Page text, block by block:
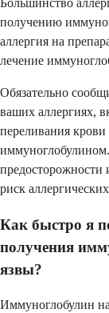
получению
аллергия на
лечение
Обязательно
ваших аллергиях,
переливания
предосторожности
риск
Как быстро я
получения
язвы?
Иммуноглобулин